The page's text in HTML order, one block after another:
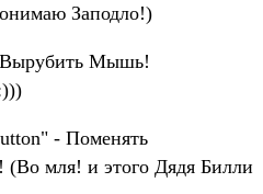
Заподло!)
Вырубить Мышь!
- Поменять
мля! и этого Дядя Билли